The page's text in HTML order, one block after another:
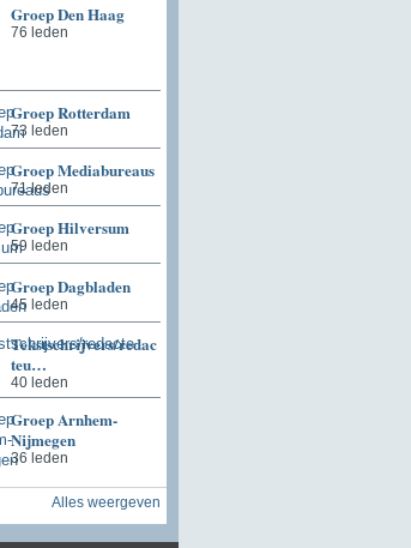
Groep Den Haag
76 leden
Groep Rotterdam
73 leden
Groep Mediabureaus
71 leden
Groep Hilversum
59 leden
Groep Dagbladen
45 leden
Tekstschrijvers/redac
teu…
40 leden
Groep Arnhem-
Nijmegen
36 leden
Alles weergeven